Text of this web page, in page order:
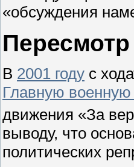
«обсуждения
В 2001 году с
Главную военную
движения «За
выводу, что
политических